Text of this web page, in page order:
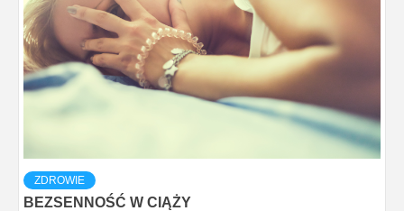
ZDROWIE
BEZSENNOŚĆ W CIĄŻY